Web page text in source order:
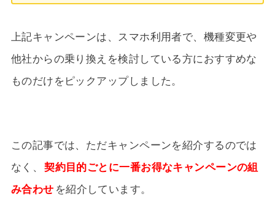
上記キャンペーンは、スマホ利用者で、機種変更や
他社からの乗り換えを検討している方におすすめな
ものだけをピックアップしました。
この記事では、ただキャンペーンを紹介するのでは
なく、 契約目的ごとに一番お得なキャンペーンの組
み合わせ を紹介しています。